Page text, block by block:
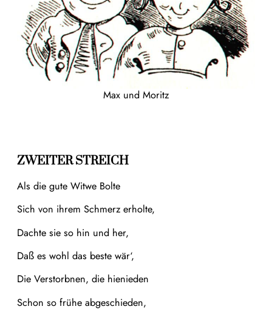
Max und Moritz
ZWEITER STREICH
Als die gute Witwe Bolte
Sich von ihrem Schmerz erholte,
Dachte sie so hin und her,
Daß es wohl das beste wär‘,
Die Verstorbnen, die hienieden
Schon so frühe abgeschieden,